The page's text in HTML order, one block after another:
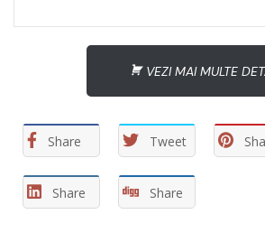
VEZI MAI MULTE
Share Tweet
Share Share